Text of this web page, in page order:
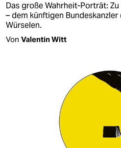
Das große Wahrheit-Porträt:
– dem künftigen
Würselen.
Von Valentin Witt